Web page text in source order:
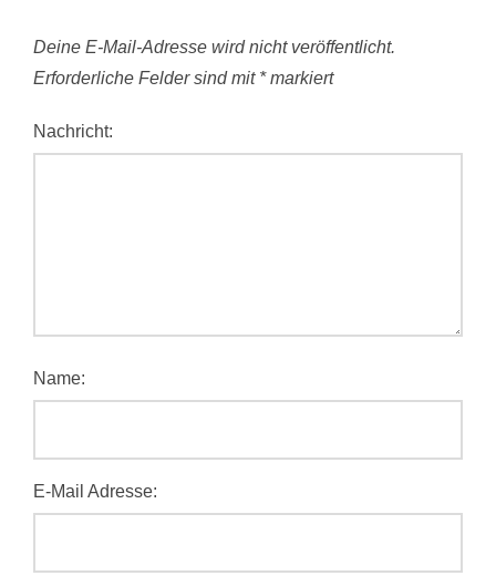
Deine E-Mail-Adresse wird nicht veröffentlicht.
Erforderliche Felder sind mit *markiert
Nachricht:
Name:
E-Mail Adresse: